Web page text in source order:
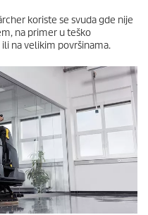
koriste se svuda gde nije
na primer u teško
na velikim površinama.